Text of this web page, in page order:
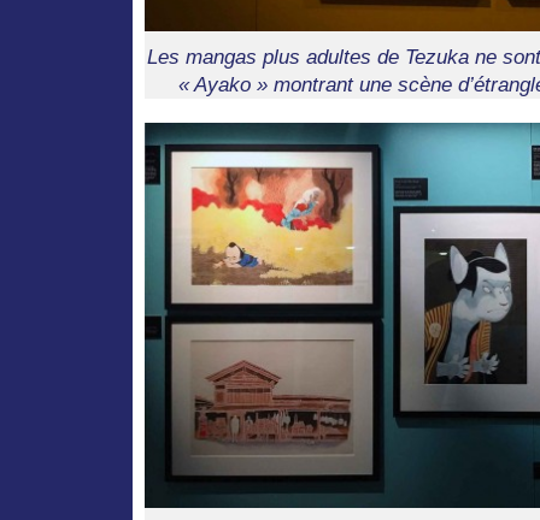
Les mangas plus adultes de Tezuka ne
« Ayako » montrant une scène